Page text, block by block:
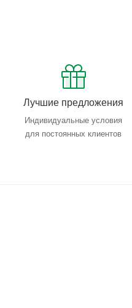
Лучшие предложения
Индивидуальные условия
для постоянных клиентов